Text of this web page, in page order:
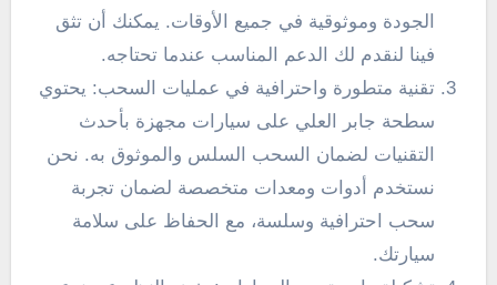
الجودة وموثوقية في جميع الأوقات. يمكنك أن تثق
فينا لنقدم لك الدعم المناسب عندما تحتاجه.
تقنية متطورة واحترافية في عمليات السحب: يحتوي
سطحة جابر العلي على سيارات مجهزة بأحدث
التقنيات لضمان السحب السلس والموثوق به. نحن
نستخدم أدوات ومعدات متخصصة لضمان تجربة
سحب احترافية وسلسة، مع الحفاظ على سلامة
سيارتك.